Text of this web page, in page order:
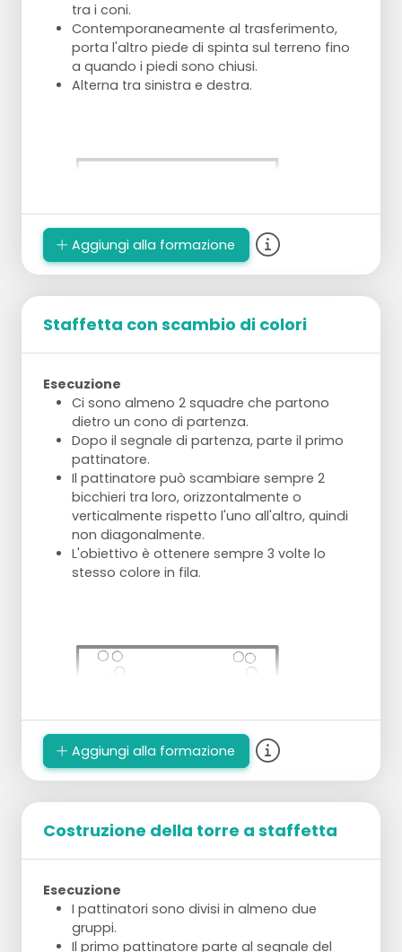
tra i coni.
Contemporaneamente al trasferimento,
porta l'altro piede di spinta sul terreno fino
a quando i piedi sono chiusi.
Alterna tra sinistra e destra.
Aggiungi alla formazione
Staffetta con scambio di colori
Esecuzione
Ci sono almeno 2 squadre che partono
dietro un cono di partenza.
Dopo il segnale di partenza, parte il primo
pattinatore.
Il pattinatore può scambiare sempre 2
bicchieri tra loro, orizzontalmente o
verticalmente rispetto l'uno all'altro, quindi
non diagonalmente.
L'obiettivo è ottenere sempre 3 volte lo
stesso colore in fila.
Aggiungi alla formazione
Costruzione della torre a staffetta
Esecuzione
I pattinatori sono divisi in almeno due
gruppi.
Il primo pattinatore parte al segnale del